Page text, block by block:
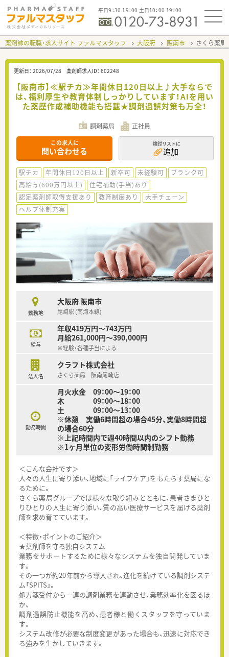
平日9：30-19：00 土日10：00-19：00
薬剤師の転職・求人サイト ファルマスタッフ 大阪府 阪南市 さくら薬
更新日： 2026/07/28 薬剤師求人ID： 602248
【阪南市】≪駅チカ≫年間休日120日以上♪大手ならで
は、福利厚生や教育体制しっかりしています！AIを用い
た薬歴作成補助機能も搭載★調剤過誤対策も万全！
調剤薬局 正社員
この求人に
問い合わせる
検討リストに
追加
駅チカ 年間休日120日以上 新卒可 未経験可
ブランク可
高給与(600万円以上)
住宅補助(手当)あり
認定薬剤師取得支援あり
教育制度あり
大手チェーン
ヘルプ体制充実
勤務地
大阪府 阪南市
尾崎駅 (南海本線)
給与
年収419万円～743万円
月給261,000円～390,000円
※経験・各種手当による
法人名
クラフト株式会社
さくら薬局 阪南尾崎店
勤務時間
月火水金 09：00～19：00
木 09：00～18：00
土 09：00～13：00
※休憩 実働6時間超の場合45分、実働8時間超
の場合60分
※上記時間内で週40時間以内のシフト勤務
※1ヶ月単位の変形労働時間制勤務
＜こんな会社です＞
人々の人生に寄り添い、地域に「ライフケア」をもたらす薬局にな
るために。
さくら薬局グループでは様々な取り組みとともに、患者さまひと
りひとりの人生に寄り添い、質の高い医療サービスを届ける薬剤
師を求め育てています。
＜特徴・ポイントのご紹介＞
★薬剤師を守る独自システム
業務をサポートするために様々なシステムを独自開発していま
す。
その一つが約20年前から導入され、進化を続けている調剤システ
ム「SPITS」。
処方箋受付から一連の調剤業務を連動させ、業務効率化を図るほ
か、
調剤過誤防止機能を高め、患者様と働くスタッフを守っていま
す。
システム改修が必要な制度変更があった場合も、迅速に対応でき
る強みを生かしていきます。